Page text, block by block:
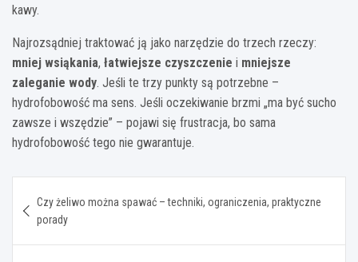
kawy.
Najrozsądniej traktować ją jako narzędzie do trzech rzeczy:
mniej wsiąkania, łatwiejsze czyszczenie i mniejsze
zaleganie wody. Jeśli te trzy punkty są potrzebne –
hydrofobowość ma sens. Jeśli oczekiwanie brzmi „ma być sucho
zawsze i wszędzie” – pojawi się frustracja, bo sama
hydrofobowość tego nie gwarantuje.
wpisu
Czy żeliwo można spawać – techniki, ograniczenia, praktyczne
porady